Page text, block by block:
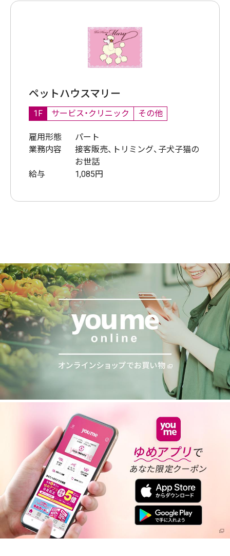
ペットハウスマリー
1F サービス・クリニック その他
雇用形態
パート
業務内容
接客販売、トリミング、子犬子猫の
お世話
給与
1,085円